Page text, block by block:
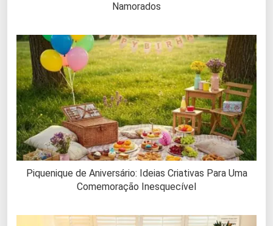
Namorados
Piquenique de Aniversário: Ideias Criativas Para Uma
Comemoração Inesquecível